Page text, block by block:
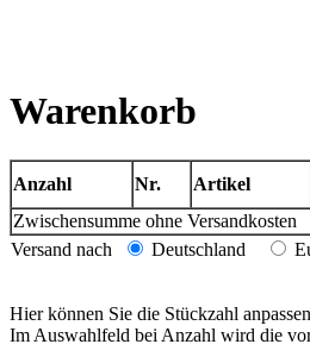
Warenkorb
Anzahl Nr. Artikel
Zwischensumme ohne Versandkosten
Versand nach
Deutschland
Hier können Sie die Stückzahl
Im Auswahlfeld bei Anzahl wird die